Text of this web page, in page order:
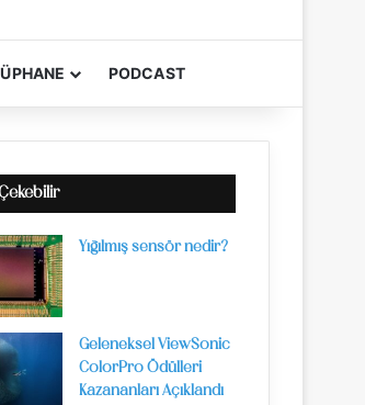
PODCAST
Yığılmış sensör nedir?
Geleneksel ViewSonic
ColorPro Ödülleri
Kazananları Açıklandı